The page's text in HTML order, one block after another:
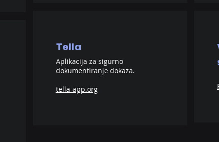
Tella
Aplikacija za sigurno
dokumentiranje dokaza.
tella-app.org